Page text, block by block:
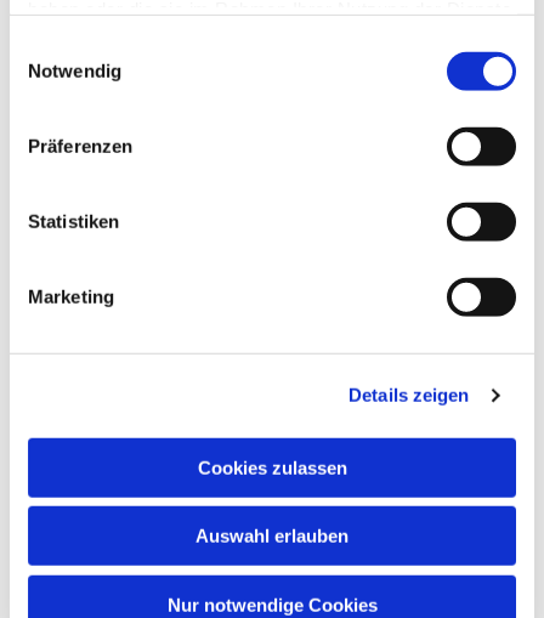
Notwendig
Präferenzen
Statistiken
Marketing
Details zeigen
Cookies zulassen
Auswahl erlauben
Nur notwendige Cookies